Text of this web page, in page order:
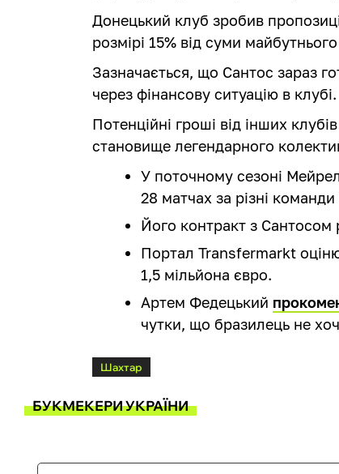
Донецький клуб зробив
розмірі 15% від суми
Зазначається, що Сантос зараз
через фінансову ситуацію в клубі.
Потенційні гроші від інших
становище легендарного
У поточному сезоні
28 матчах за різні команди
Його контракт з Сантосом
Портал Transfermarkt
1,5 мільйона євро.
Артем Федецький
чутки, що бразилець не
Шахтар
БУКМЕКЕРИ УКРАЇНИ